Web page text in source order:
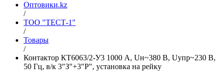
Оптовики.kz
/
ТОО "ТЕСТ-1"
/
Товары
/
Контактор КТ6063/2-У3 1000 А, Uн~380 В, Uупр~230 В,
50 Гц, в/к 3"З"+3"Р", установка на рейку